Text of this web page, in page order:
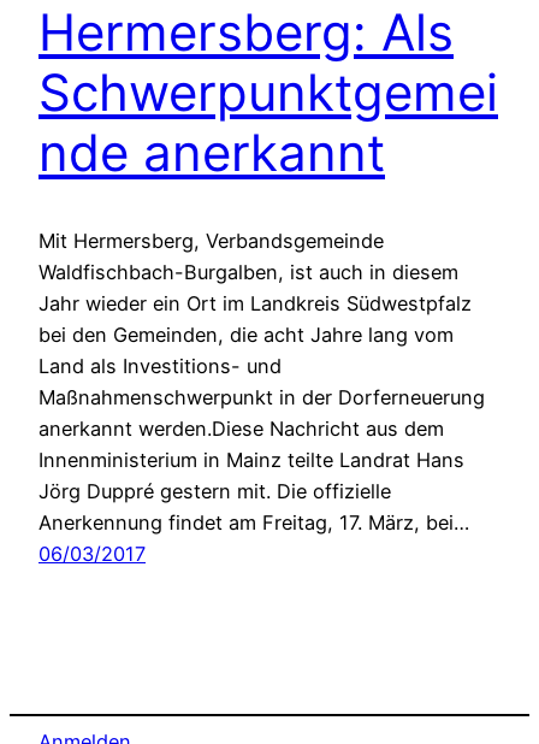
Hermersberg: Als
Schwerpunktgemei
nde anerkannt
Mit Hermersberg, Verbandsgemeinde
Waldfischbach-Burgalben, ist auch in diesem
Jahr wieder ein Ort im Landkreis Südwestpfalz
bei den Gemeinden, die acht Jahre lang vom
Land als Investitions- und
Maßnahmenschwerpunkt in der Dorferneuerung
anerkannt werden.Diese Nachricht aus dem
Innenministerium in Mainz teilte Landrat Hans
Jörg Duppré gestern mit. Die offizielle
Anerkennung findet am Freitag, 17. März, bei…
06/03/2017